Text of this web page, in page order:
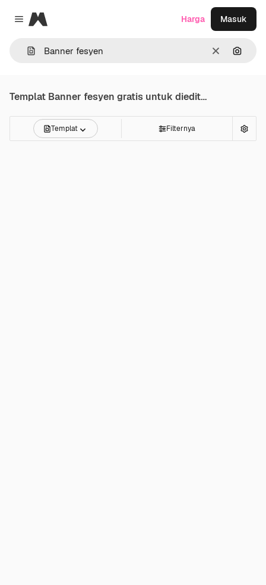
Close menu
Magnific
Jernih
Harga Masuk
Templat Banner fesyen gratis untuk diedit daring
Templat Filternya